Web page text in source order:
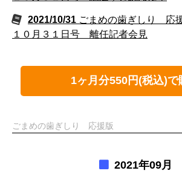
2021/10/31 ごまめの歯ぎしり 応
１０月３１日号 離任記者会見
1ヶ月分550円(税込)で
ごまめの歯ぎしり 応援版
2021年09月